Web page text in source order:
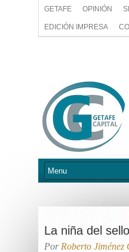
GETAFE OPINIÓN
EDICIÓN IMPRESA
La niña del sello
Por Roberto Jiménez